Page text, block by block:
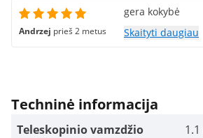
Andrzej prieš 2 metus
gera kokybė
Skaityti daugiau
Techninė informacija
Teleskopinio vamzdžio